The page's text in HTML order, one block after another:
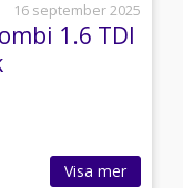
16 september 2025
1.6 TDI
Visa mer